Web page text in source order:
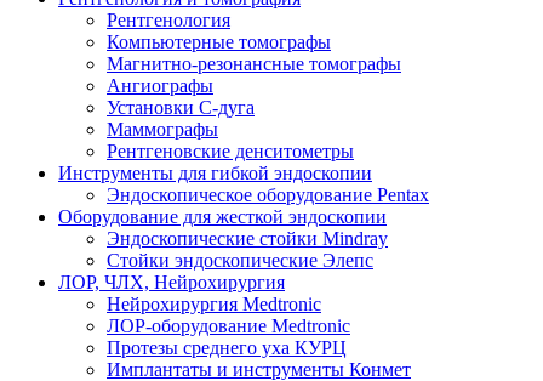
Рентгенология
Компьютерные томографы
Магнитно-резонансные томографы
Ангиографы
Установки С-дуга
Маммографы
Рентгеновские денситометры
Инструменты для гибкой эндоскопии
Эндоскопическое оборудование Pentax
Оборудование для жесткой эндоскопии
Эндоскопические стойки Mindray
Стойки эндоскопические Элепс
ЛОР, ЧЛХ, Нейрохирургия
Нейрохирургия Medtronic
ЛОР-оборудование Medtronic
Протезы среднего уха КУРЦ
Имплантаты и инструменты Конмет